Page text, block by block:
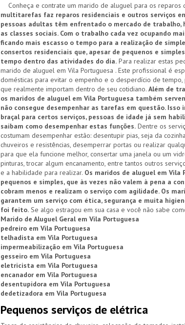
Conheça e contrate um marido de aluguel para os reparos
multitarefas faz reparos residenciais e outros serviços
pessoas adultas têm enfrentado o mercado de trabalho,
as classes sociais. Com o trabalho cada vez ocupando
ficando mais escasso o tempo para a realização de
consertos residenciais que, apesar de pequenos e
tempo dentro das atividades do dia. Para realizar estas
marido de aluguel em Vila Portuguesa . Este profissional é
domésticas para evitar o empenho e o desperdício de
que realmente importam dentro de seu cotidiano. Além de
os maridos de aluguel em Vila Portuguesa também
não consegue desempenhar as tarefas em questão. Isso
braçal para certos serviços, pessoas de idade já sem
saibam como desempenhar estas funções. Dentre os
costumam desempenhar estão: desentupir pias, seja da
chuveiros e resistências, desemperrar portas ou realizar
para que ela funcione melhor, consertar uma janela ou um
pinturas, trocar algum encanamento, entre tantos outros
e a habilidade para realizar. Os maridos de aluguel em Vila
pequenos e simples, que às vezes não valem à pena a
cobram menos e realizam o serviço com agilidade. Os
garantem um serviço com ética, segurança e muita
foi feito. Se algo estragou em sua casa e você não sabe
Marido de Aluguel Geral em Vila Portuguesa
pedreiro em Vila Portuguesa
telhadista em Vila Portuguesa
impermeabilização em Vila Portuguesa
gesseiro em Vila Portuguesa
eletricista em Vila Portuguesa
encanador em Vila Portuguesa
desentupidora em Vila Portuguesa
dedetizadora em Vila Portuguesa
Pequenos serviços de elétrica